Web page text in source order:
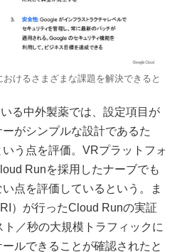
けるさまざまな課題を解決できると
る中外製薬では、設定項目が
がシンプルな設計であるた
う点を評価。VRプラットフォ
Runを採用したナーブでも
点を評価しているという。ま
）が行ったCloud Runの実証
／秒の大規模トラフィックに
ルできることが確認されたと